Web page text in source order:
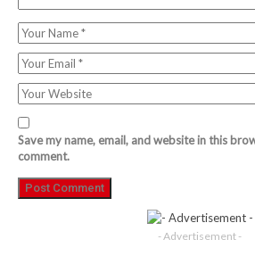
Save my name, email, and website in this
comment.
- Advertisement -